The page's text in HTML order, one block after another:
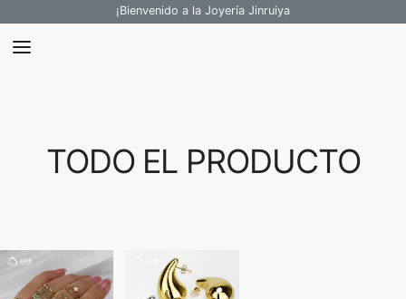
¡Bienvenido a la Joyería Jinruiya
TODO EL PRODUCTO